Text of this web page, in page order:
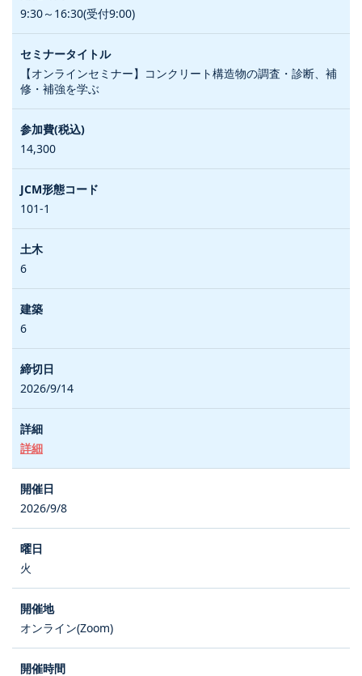
9:30～16:30(受付9:00)
【オンラインセミナー】コンクリート構造物の調査・診断、補
修・補強を学ぶ
14,300
101-1
6
6
2026/9/14
詳細
2026/9/8
火
オンライン(Zoom)